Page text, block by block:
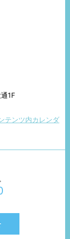
1F
テンツ内カレンダ